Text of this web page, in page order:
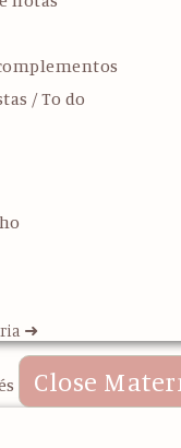
/ To do
➜
Close